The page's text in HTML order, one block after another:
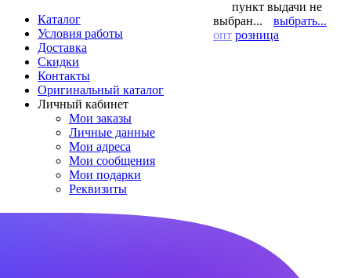
Каталог
Условия работы
Доставка
Скидки
Контакты
Оригинальный каталог
Личный кабинет
Мои заказы
Личные данные
Мои адреса
Мои сообщения
Мои подарки
Реквизиты
пункт выдачи не
выбран...
выбрать...
опт розница